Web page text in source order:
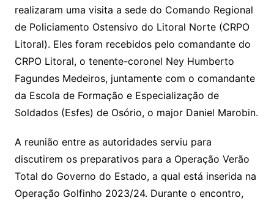
realizaram uma visita a sede do Comando Regional
de Policiamento Ostensivo do Litoral Norte (CRPO
Litoral). Eles foram recebidos pelo comandante do
CRPO Litoral, o tenente-coronel Ney Humberto
Fagundes Medeiros, juntamente com o comandante
da Escola de Formação e Especialização de
Soldados (Esfes) de Osório, o major Daniel Marobin.
A reunião entre as autoridades serviu para
discutirem os preparativos para a Operação Verão
Total do Governo do Estado, a qual está inserida na
Operação Golfinho 2023/24. Durante o encontro,